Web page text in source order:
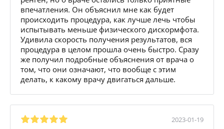
впечатления. Он объяснил мне как будет
происходить процедура, как лучше лечь чтобы
испытывать меньше физического дискормфота.
Удивила скорость получения результатов, вся
процедура в целом прошла очень быстро. Сразу
же получил подробные объяснения от врача о
том, что они означают, что вообще с этим
делать, к какому врачу двигаться дальше.
2023-01-19